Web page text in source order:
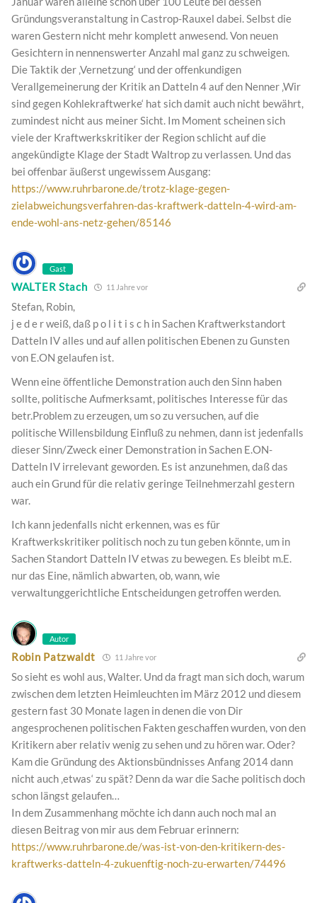
Gründungsveranstaltung in Castrop-Rauxel dabei. Selbst die
waren Gestern nicht mehr komplett anwesend. Von neuen
Gesichtern in nennenswerter Anzahl mal ganz zu schweigen.
Die Taktik der ‚Vernetzung‘ und der offenkundigen
Verallgemeinerung der Kritik an Datteln 4 auf den Nenner ‚Wir
sind gegen Kohlekraftwerke‘ hat sich damit auch nicht bewährt,
zumindest nicht aus meiner Sicht. Im Moment scheinen sich
viele der Kraftwerkskritiker der Region schlicht auf die
angekündigte Klage der Stadt Waltrop zu verlassen. Und das
bei offenbar äußerst ungewissem Ausgang:
https://www.ruhrbarone.de/trotz-klage-gegen-
zielabweichungsverfahren-das-kraftwerk-datteln-4-wird-am-
ende-wohl-ans-netz-gehen/85146
Gast
WALTER Stach 11 Jahre vor
Stefan, Robin,
j e d e r weiß, daß p o l i t i s c h in Sachen Kraftwerkstandort
Datteln IV alles und auf allen politischen Ebenen zu Gunsten
von E.ON gelaufen ist.
Wenn eine öffentliche Demonstration auch den Sinn haben
sollte, politische Aufmerksamt, politisches Interesse für das
betr.Problem zu erzeugen, um so zu versuchen, auf die
politische Willensbildung Einfluß zu nehmen, dann ist jedenfalls
dieser Sinn/Zweck einer Demonstration in Sachen E.ON-
Datteln IV irrelevant geworden. Es ist anzunehmen, daß das
auch ein Grund für die relativ geringe Teilnehmerzahl gestern
war.
Ich kann jedenfalls nicht erkennen, was es für
Kraftwerkskritiker politisch noch zu tun geben könnte, um in
Sachen Standort Datteln IV etwas zu bewegen. Es bleibt m.E.
nur das Eine, nämlich abwarten, ob, wann, wie
verwaltunggerichtliche Entscheidungen getroffen werden.
Autor
Robin Patzwaldt 11 Jahre vor
So sieht es wohl aus, Walter. Und da fragt man sich doch, warum
zwischen dem letzten Heimleuchten im März 2012 und diesem
gestern fast 30 Monate lagen in denen die von Dir
angesprochenen politischen Fakten geschaffen wurden, von den
Kritikern aber relativ wenig zu sehen und zu hören war. Oder?
Kam die Gründung des Aktionsbündnisses Anfang 2014 dann
nicht auch ‚etwas‘ zu spät? Denn da war die Sache politisch doch
schon längst gelaufen…
In dem Zusammenhang möchte ich dann auch noch mal an
diesen Beitrag von mir aus dem Februar erinnern:
https://www.ruhrbarone.de/was-ist-von-den-kritikern-des-
kraftwerks-datteln-4-zukuenftig-noch-zu-erwarten/74496